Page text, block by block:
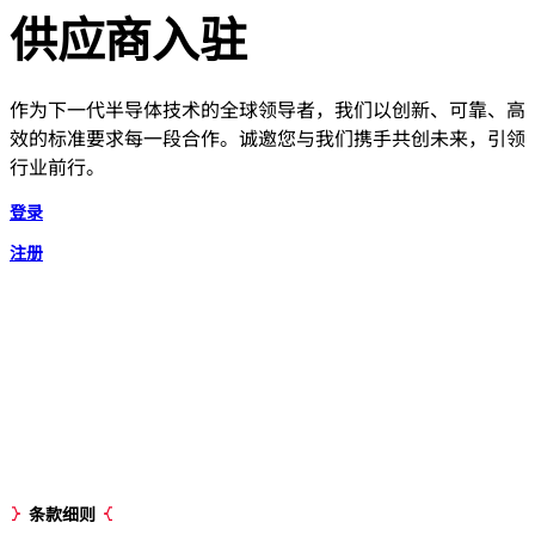
供应商入驻
作为下一代半导体技术的全球领导者，我们以创新、可靠、高
效的标准要求每一段合作。诚邀您与我们携手共创未来，引领
行业前行。
登录
注册
条款细则